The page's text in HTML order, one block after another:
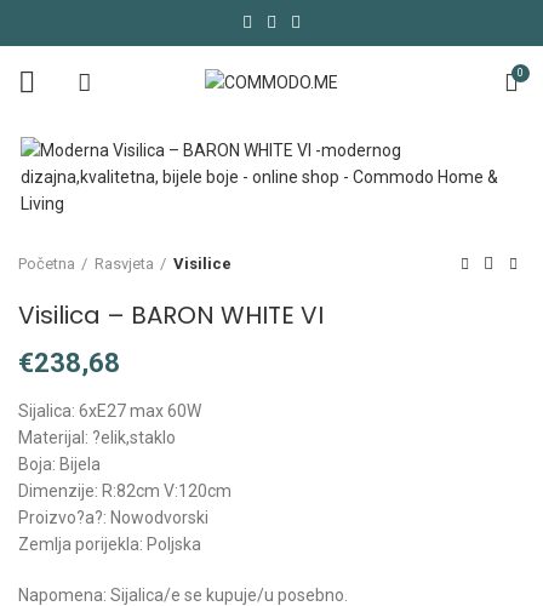
0
Početna Rasvjeta Visilice
Visilica – BARON WHITE VI
€
Sijalica: 6xE27 max 60W
Materijal: ?elik,staklo
Boja: Bijela
Dimenzije: R:82cm V:120cm
Proizvo?a?: Nowodvorski
Zemlja porijekla: Poljska
Napomena: Sijalica/e se kupuje/u posebno.